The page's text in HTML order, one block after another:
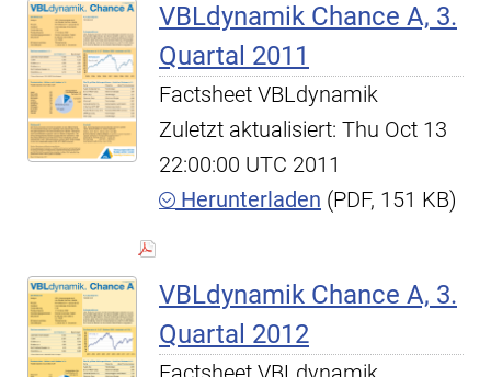
VBLdynamik Chance A, 3.
Quartal 2011
Factsheet VBLdynamik
Zuletzt aktualisiert: Thu Oct 13
22:00:00 UTC 2011
Herunterladen (PDF, 151 KB)
VBLdynamik Chance A, 3.
Quartal 2012